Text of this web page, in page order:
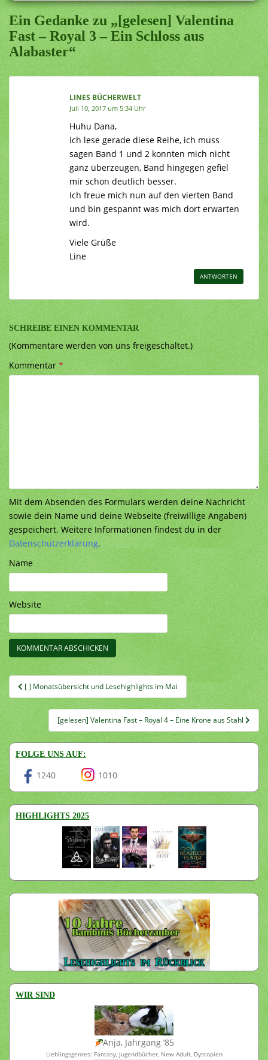
Ein Gedanke zu „[gelesen] Valentina
Fast – Royal 3 – Ein Schloss aus
Alabaster“
LINES BÜCHERWELT
Juli 10, 2017 um 5:34 Uhr
Huhu Dana,
ich lese gerade diese Reihe, ich muss
sagen Band 1 und 2 konnten mich nicht
ganz überzeugen, Band hingegen gefiel
mir schon deutlich besser.
Ich freue mich nun auf den vierten Band
und bin gespannt was mich dort erwarten
wird.
Viele Grüße
Line
ANTWORTEN
SCHREIBE EINEN KOMMENTAR
(Kommentare werden von uns freigeschaltet.)
Kommentar*
Mit dem Absenden des Formulars werden deine Nachricht
sowie dein Name und deine Webseite (freiwillige Angaben)
gespeichert. Weitere Informationen findest du in der
Datenschutzerklärung.
Name
Website
Beitragsnavigation
[ ] Monatsübersicht und Lesehighlights im Mai
[gelesen] Valentina Fast – Royal 4 – Eine Krone aus Stahl
FOLGE UNS AUF:
1240 1010
HIGHLIGHTS 2025
WIR SIND
Anja, Jahrgang ’85
Lieblingsgenres: Fantasy, Jugendbücher, New Adult, Dystopien